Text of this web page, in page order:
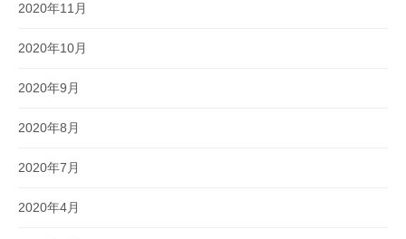
2020年11月
2020年10月
2020年9月
2020年8月
2020年7月
2020年4月